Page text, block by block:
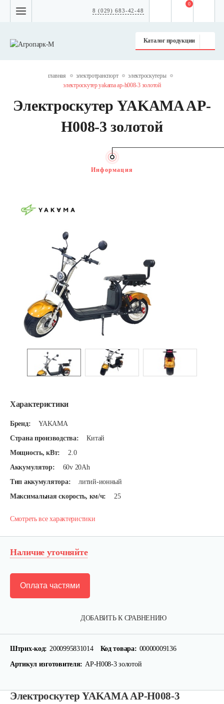
8 (029) 683-42-48
Каталог продукции
0
главная электротранспорт
электроскутеры
электроскутер yakama ap-h008-3 золотой
Электроскутер YAKAMA AP-
H008-3 золотой
Характеристики
Бренд:
YAKAMA
Страна производства:
Китай
Мощность, кВт:
2.0
Аккумулятор:
60v 20Ah
Тип аккумулятора:
литий-ионный
Максимальная скорость, км/ч:
25
Смотреть все характеристики
Информация
Наличие уточняйте
ДОБАВИТЬ К СРАВНЕНИЮ
Оплата частями
Штрих-код: 2000995831014 Код товара: 00000009136
Артикул изготовителя: АР-Н008-3 золотой
Электроскутер YAKAMA АР-Н008-3